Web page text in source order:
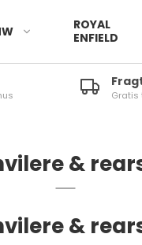
ROYAL
ENFIELD
Gratis
&
&